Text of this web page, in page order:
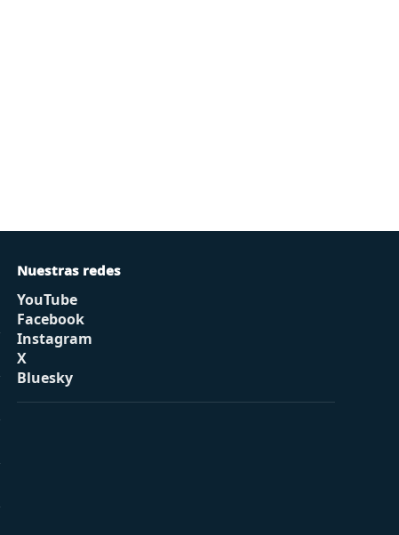
Nuestras redes
YouTube
Facebook
Instagram
X
Bluesky